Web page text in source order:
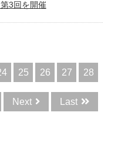
3回を開催
25 26 27 28
Next Last